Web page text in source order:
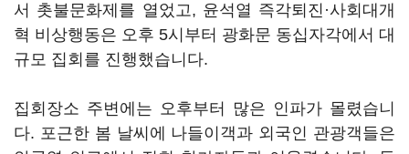
서 촛불문화제를 열었고, 윤석열 즉각퇴진·사회대개
혁 비상행동은 오후 5시부터 광화문 동십자각에서 대
규모 집회를 진행했습니다.
집회장소 주변에는 오후부터 많은 인파가 몰렸습니
다. 포근한 봄 날씨에 나들이객과 외국인 관광객들은